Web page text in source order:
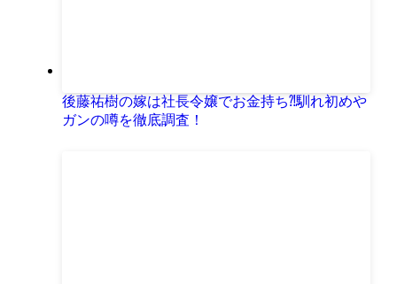
後藤祐樹の嫁は社長令嬢でお金持ち⁈馴れ初めや
ガンの噂を徹底調査！